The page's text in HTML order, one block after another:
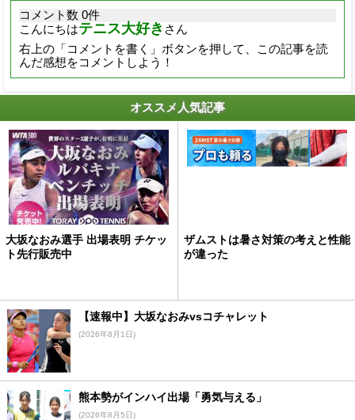
コメント数 0件
こんにちはテニス大好き さん
右上の「コメントを書く」ボタンを押して、この記事を読
んだ感想をコメントしよう！
オススメ人気記事
大坂なおみ選手 出場表明 チケッ
ト先行販売中
ザムストは暑さ対策の考えと性能
が違った
【速報中】大坂なおみvsコチャレット
(2026年8月1日)
熊本勢がインハイ出場「勇気与える」
(2026年8月5日)